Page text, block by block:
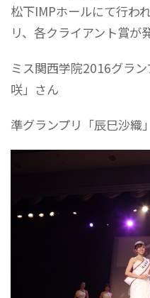
松下IMPホールにて行わ
リ、各クライアント賞が
ミス関西学院2016グラ
咲」さん
準グランプリ「辰巳沙織